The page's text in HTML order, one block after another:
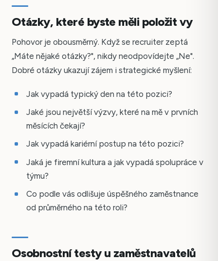
Otázky, které byste měli položit vy
Pohovor je obousměrný. Když se recruiter zeptá
„Máte nějaké otázky?", nikdy neodpovídejte „Ne".
Dobré otázky ukazují zájem i strategické myšlení:
Jak vypadá typický den na této pozici?
Jaké jsou největší výzvy, které na mě v prvních
měsících čekají?
Jak vypadá kariérní postup na této pozici?
Jaká je firemní kultura a jak vypadá spolupráce v
týmu?
Co podle vás odlišuje úspěšného zaměstnance
od průměrného na této roli?
Osobnostní testy u zaměstnavatelů